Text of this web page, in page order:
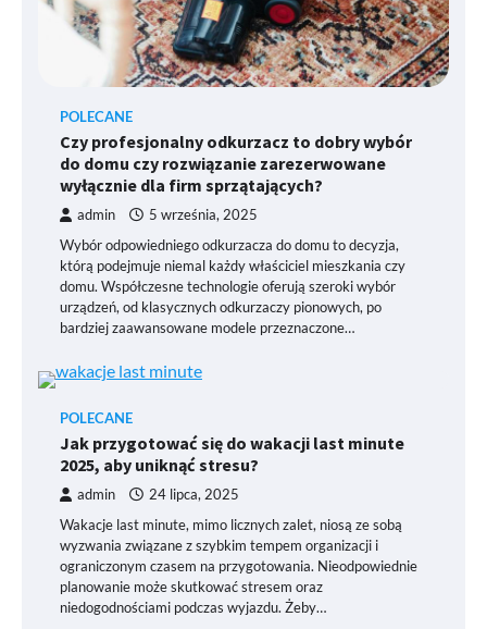
POLECANE
Czy profesjonalny odkurzacz to dobry wybór
do domu czy rozwiązanie zarezerwowane
wyłącznie dla firm sprzątających?
admin 5 września, 2025
Wybór odpowiedniego odkurzacza do domu to decyzja,
którą podejmuje niemal każdy właściciel mieszkania czy
domu. Współczesne technologie oferują szeroki wybór
urządzeń, od klasycznych odkurzaczy pionowych, po
bardziej zaawansowane modele przeznaczone…
POLECANE
Jak przygotować się do wakacji last minute
2025, aby uniknąć stresu?
admin 24 lipca, 2025
Wakacje last minute, mimo licznych zalet, niosą ze sobą
wyzwania związane z szybkim tempem organizacji i
ograniczonym czasem na przygotowania. Nieodpowiednie
planowanie może skutkować stresem oraz
niedogodnościami podczas wyjazdu. Żeby…